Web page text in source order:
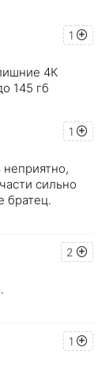
1
4К
145 гб
1
неприятно,
сильно
братец.
2
1